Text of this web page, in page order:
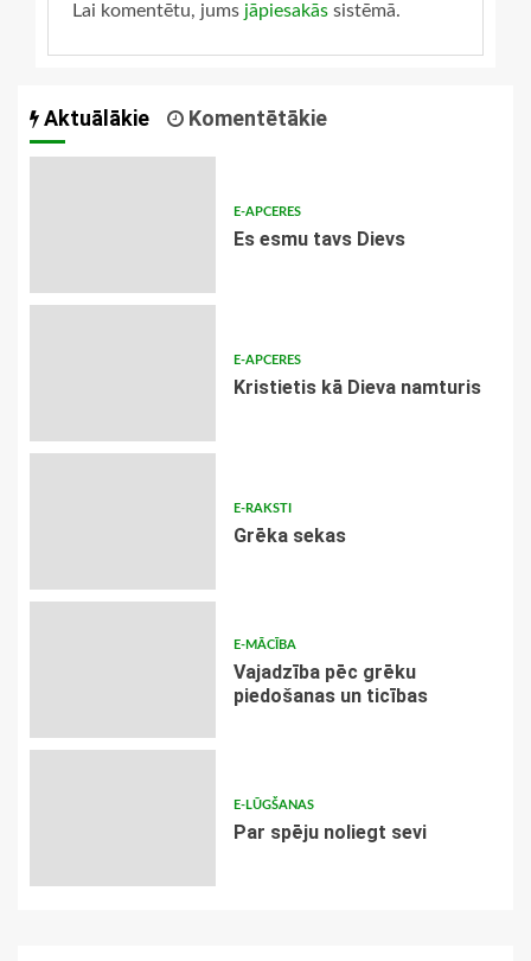
Lai komentētu, jums jāpiesakās sistēmā.
Aktuālākie Komentētākie
E-APCERES
Es esmu tavs Dievs
E-APCERES
Kristietis kā Dieva namturis
E-RAKSTI
Grēka sekas
E-MĀCĪBA
Vajadzība pēc grēku
piedošanas un ticības
E-LŪGŠANAS
Par spēju noliegt sevi